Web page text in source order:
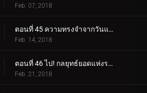
Feb. 07, 2018
ตอนที่ 45 ความทรงจำจากวันแห่งหิมะ
Feb. 14, 2018
ตอนที่ 46 ไป! กลยุทธ์ยอดแห่งราตรี
Feb. 21, 2018